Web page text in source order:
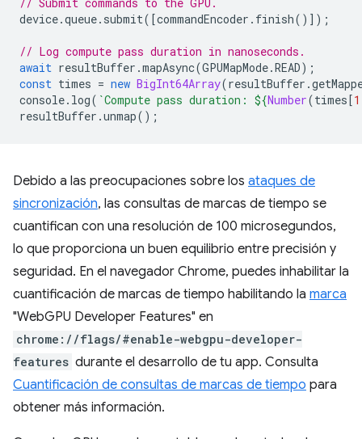
device.queue. submit([commandEncoder . finish()]);
// Log compute pass duration in nanoseconds.
await resultBuffer .mapAsync(GPUMapMode.READ);
const times = new BigInt64Array(resultBuffer .
console. log( `Compute pass duration: ${Number(times[1
resultBuffer .unmap();
Debido a las preocupaciones sobre los ataques de
sincronización, las consultas de marcas de tiempo se
cuantifican con una resolución de 100 microsegundos,
lo que proporciona un buen equilibrio entre precisión y
seguridad. En el navegador Chrome, puedes inhabilitar la
cuantificación de marcas de tiempo habilitando la marca
"WebGPU Developer Features" en
chrome://flags/#enable-webgpu-developer-
features durante el desarrollo de tu app. Consulta
Cuantificación de consultas de marcas de tiempo para
obtener más información.